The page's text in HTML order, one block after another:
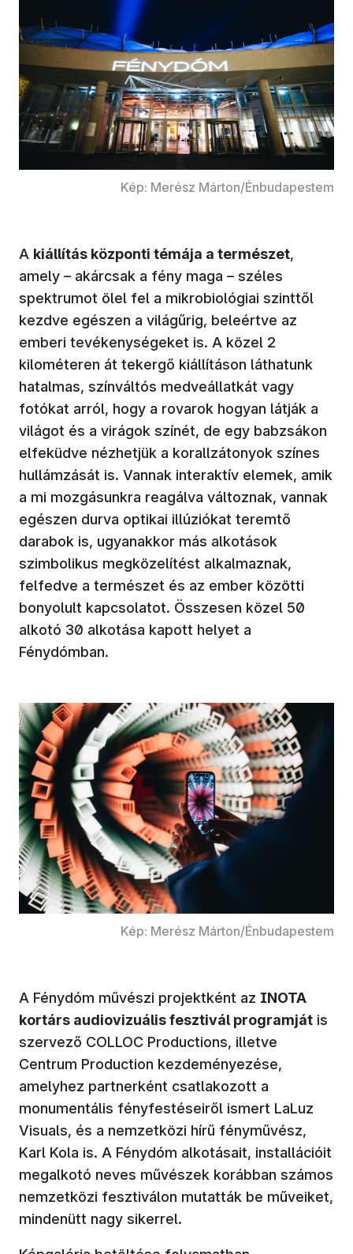
Kép: Merész Márton/Énbudapestem
A kiállítás központi témája a természet,
amely – akárcsak a fény maga – széles
spektrumot ölel fel a mikrobiológiai szinttől
kezdve egészen a világűrig, beleértve az
emberi tevékenységeket is. A közel 2
kilométeren át tekergő kiállításon láthatunk
hatalmas, színváltós medveállatkát vagy
fotókat arról, hogy a rovarok hogyan látják a
világot és a virágok színét, de egy babzsákon
elfeküdve nézhetjük a korallzátonyok színes
hullámzását is. Vannak interaktív elemek, amik
a mi mozgásunkra reagálva változnak, vannak
egészen durva optikai illúziókat teremtő
darabok is, ugyanakkor más alkotások
szimbolikus megközelítést alkalmaznak,
felfedve a természet és az ember közötti
bonyolult kapcsolatot. Összesen közel 50
alkotó 30 alkotása kapott helyet a
Fénydómban.
Kép: Merész Márton/Énbudapestem
A Fénydóm művészi projektként az INOTA
kortárs audiovizuális fesztivál programját is
szervező COLLOC Productions, illetve
Centrum Production kezdeményezése,
amelyhez partnerként csatlakozott a
monumentális fényfestéseiről ismert LaLuz
Visuals, és a nemzetközi hírű fényművész,
Karl Kola is. A Fénydóm alkotásait, installációit
megalkotó neves művészek korábban számos
nemzetközi fesztiválon mutatták be műveiket,
mindenütt nagy sikerrel.